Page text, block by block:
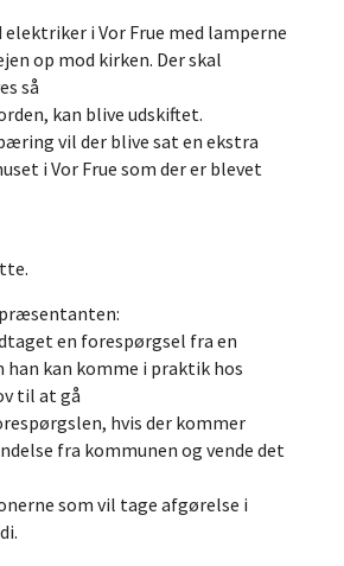
i Vor Frue med lamperne
op mod kirken. Der skal
så
kan blive udskiftet.
vil der blive sat en ekstra
i Vor Frue som der er blevet
en forespørgsel fra en
kan komme i praktik hos
til at gå
hvis der kommer
fra kommunen og vende det
som vil tage afgørelse i